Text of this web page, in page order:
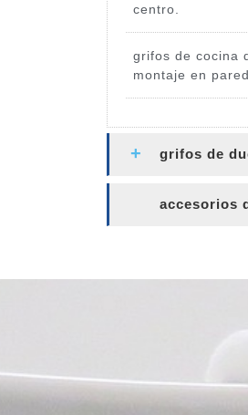
centro.
grifos de cocina
montaje en pared
grifos de
accesorios